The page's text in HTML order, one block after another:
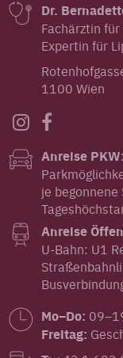
Dr.
Fachärztin
Expertin für
1100 Wien
Anreise PKW:
je begonnene
Anreise
U-Bahn: U1
Mo–Do:
Freitag: